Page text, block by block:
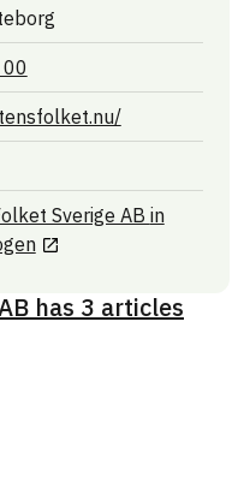
Link to other
Sverige AB in
Link to other website
has 3 articles